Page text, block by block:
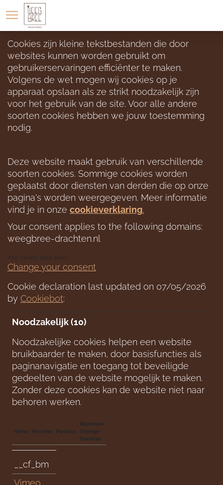
Cookies zijn kleine tekstbestanden die door
websites kunnen worden gebruikt om
gebruikerservaringen efficiënter te maken.
Volgens de wet mogen wij cookies op je
apparaat opslaan als ze strikt noodzakelijk zijn
voor het gebruik van de site. Voor alle andere
soorten cookies hebben we jouw toestemming
nodig.
Deze website maakt gebruik van verschillende
soorten cookies. Sommige cookies worden
geplaatst door diensten van derden die op onze
pagina's worden weergegeven. Meer informatie
vind je in onze cookieverklaring.
Your consent applies to the following domains:
weegbree-drachten.nl
Your current state: Deny.
Change your consent
Cookie declaration last updated on 07/05/2026
by Cookiebot:
Noodzakelijk (10)
Noodzakelijke cookies helpen een website
bruikbaarder te maken, door basisfuncties als
paginanavigatie en toegang tot beveiligde
gedeelten van de website mogelijk te maken.
Zonder deze cookies kan de website niet naar
behoren werken.
Name Provider Purpose
Maximum
Storage
Duration
__cf_bm
Vimeo